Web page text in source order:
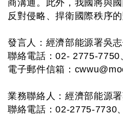
商溝通。此外，我國將與
反對侵略、捍衛國際秩序的
發言人：經濟部能源署吳
聯絡電話：02- 2775-
電子郵件信箱：
業務聯絡人：經濟部能源
聯絡電話：02-2775-7730